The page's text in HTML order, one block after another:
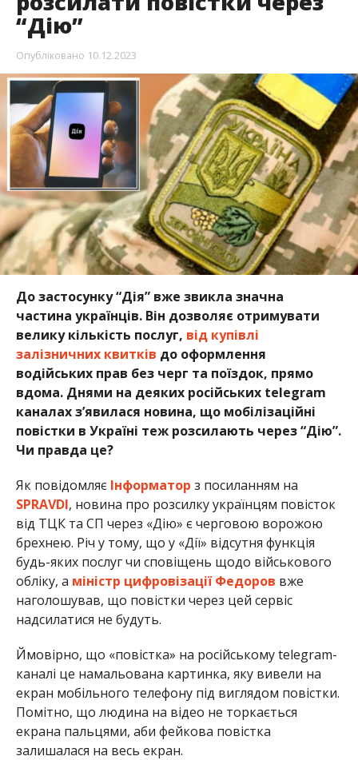
“Дію”
Опубліковано 10.12.2023
До застосунку “Дія” вже звикла значна
частина українців. Він дозволяє отримувати
велику кількість послуг, від купівлі
залізничних квитків до оформлення
водійських прав без черг та поїздок, прямо
вдома. Днями на деяких російських telegram
каналах з’явилася новина, що мобілізаційні
повістки в Україні теж розсилають через “Дію”.
Чи правда це?
Як повідомляє Інформатор з посиланням на
SPRAVDI, новина про розсилку українцям повісток
від ТЦК та СП через «Дію» є черговою ворожою
брехнею. Річ у тому, що у «Дії» відсутня функція
будь-яких послуг чи сповіщень щодо військового
обліку, а міністр цифровізації Федоров вже
наголошував, що повістки через цей сервіс
надсилатися не будуть.
Ймовірно, що «повістка» на російському telegram-
каналі це намальована картинка, яку вивели на
екран мобільного телефону під виглядом повістки.
Помітно, що людина на відео не торкається
екрана пальцями, аби фейкова повістка
залишалася на весь екран.